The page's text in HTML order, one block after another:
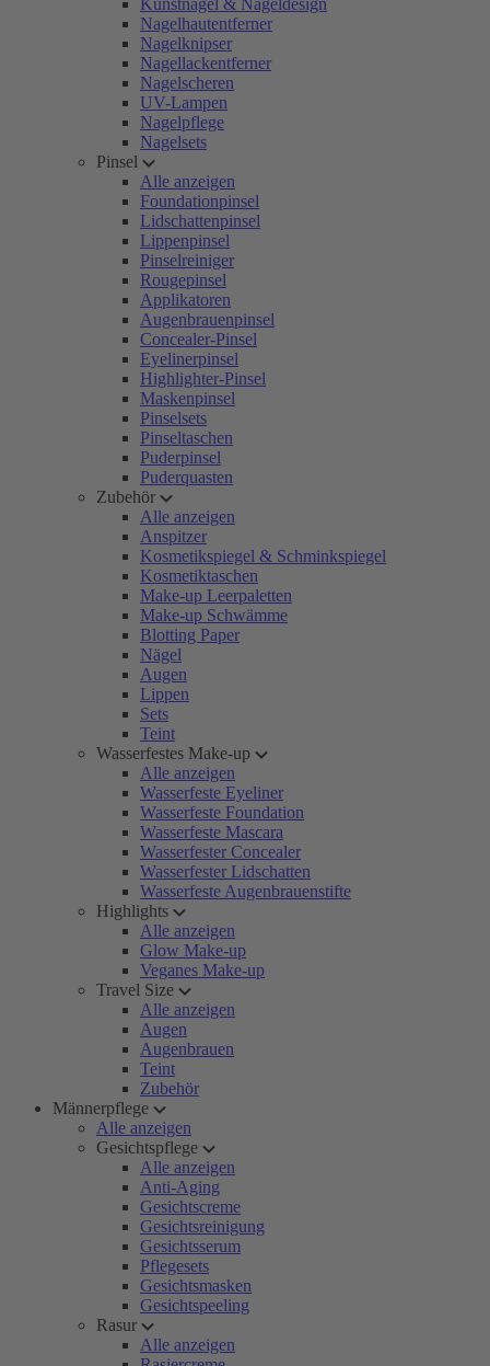
Kunstnägel & Nageldesign
Nagelhautentferner
Nagelknipser
Nagellackentferner
Nagelscheren
UV-Lampen
Nagelpflege
Nagelsets
Pinsel
Alle anzeigen
Foundationpinsel
Lidschattenpinsel
Lippenpinsel
Pinselreiniger
Rougepinsel
Applikatoren
Augenbrauenpinsel
Concealer-Pinsel
Eyelinerpinsel
Highlighter-Pinsel
Maskenpinsel
Pinselsets
Pinseltaschen
Puderpinsel
Puderquasten
Zubehör
Alle anzeigen
Anspitzer
Kosmetikspiegel & Schminkspiegel
Kosmetiktaschen
Make-up Leerpaletten
Make-up Schwämme
Blotting Paper
Nägel
Augen
Lippen
Sets
Teint
Wasserfestes Make-up
Alle anzeigen
Wasserfeste Eyeliner
Wasserfeste Foundation
Wasserfeste Mascara
Wasserfester Concealer
Wasserfester Lidschatten
Wasserfeste Augenbrauenstifte
Highlights
Alle anzeigen
Glow Make-up
Veganes Make-up
Travel Size
Alle anzeigen
Augen
Augenbrauen
Teint
Zubehör
Männerpflege
Alle anzeigen
Gesichtspflege
Alle anzeigen
Anti-Aging
Gesichtscreme
Gesichtsreinigung
Gesichtsserum
Pflegesets
Gesichtsmasken
Gesichtspeeling
Rasur
Alle anzeigen